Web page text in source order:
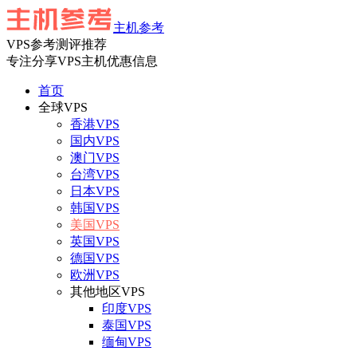
主机参考
VPS参考测评推荐
专注分享VPS主机优惠信息
首页
全球VPS
香港VPS
国内VPS
澳门VPS
台湾VPS
日本VPS
韩国VPS
美国VPS
英国VPS
德国VPS
欧洲VPS
其他地区VPS
印度VPS
泰国VPS
缅甸VPS